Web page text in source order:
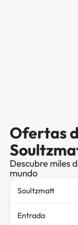
Ofertas
Descubre miles
mundo
Entrada